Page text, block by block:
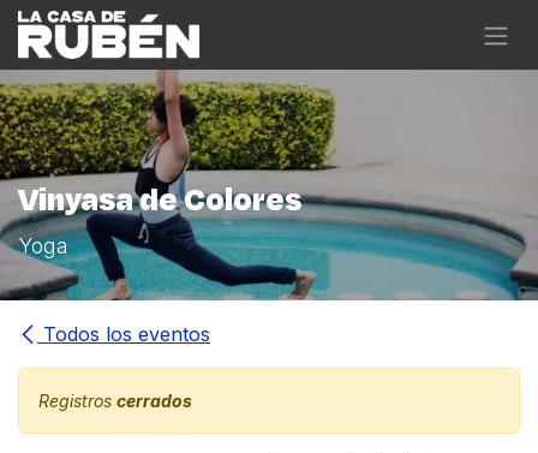
Ir al contenido
Vinyasa de Colores
Yoga
Todos los eventos
Registros cerrados